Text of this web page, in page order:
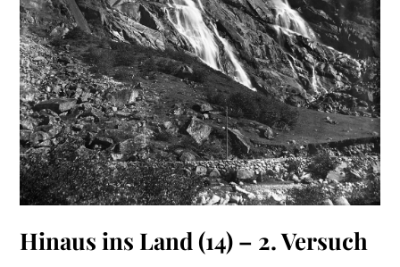
Hinaus ins Land (14) – 2. Versuch